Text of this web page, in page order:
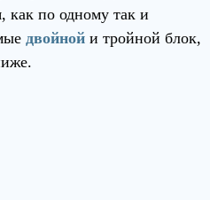
как по одному так и
двойной и тройной блок,